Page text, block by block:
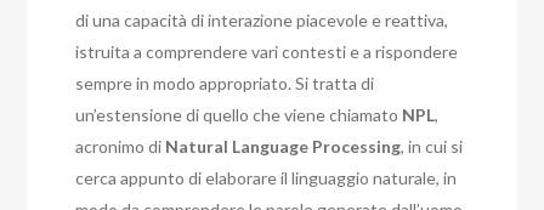
di una capacità di interazione piacevole e reattiva,
istruita a comprendere vari contesti e a rispondere
sempre in modo appropriato. Si tratta di
un’estensione di quello che viene chiamato NPL,
acronimo di Natural Language Processing, in cui si
cerca appunto di elaborare il linguaggio naturale, in